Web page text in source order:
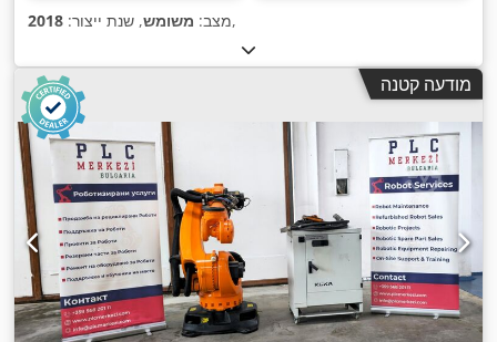
מצב: משומש, שנת ייצור: 2018 ,
מודעה קטנה